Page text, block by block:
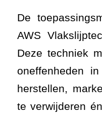
De
AWS
Deze techniek
oneffenheden
herstellen,
te verwijderen